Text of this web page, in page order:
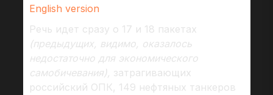
English version
Речь идет сразу о 17 и 18 пакетах
(предыдущих, видимо, оказалось
недостаточно для экономического
самобичевания), затрагивающих
российский ОПК, 149 нефтяных танкеров